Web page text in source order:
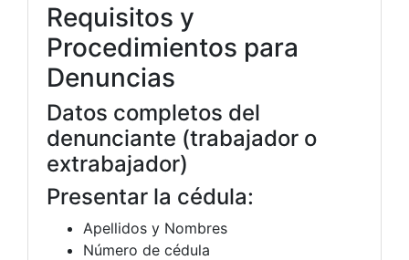
Requisitos y
Procedimientos para
Denuncias
Datos completos del
denunciante (trabajador o
extrabajador)
Presentar la cédula:
Apellidos y Nombres
Número de cédula